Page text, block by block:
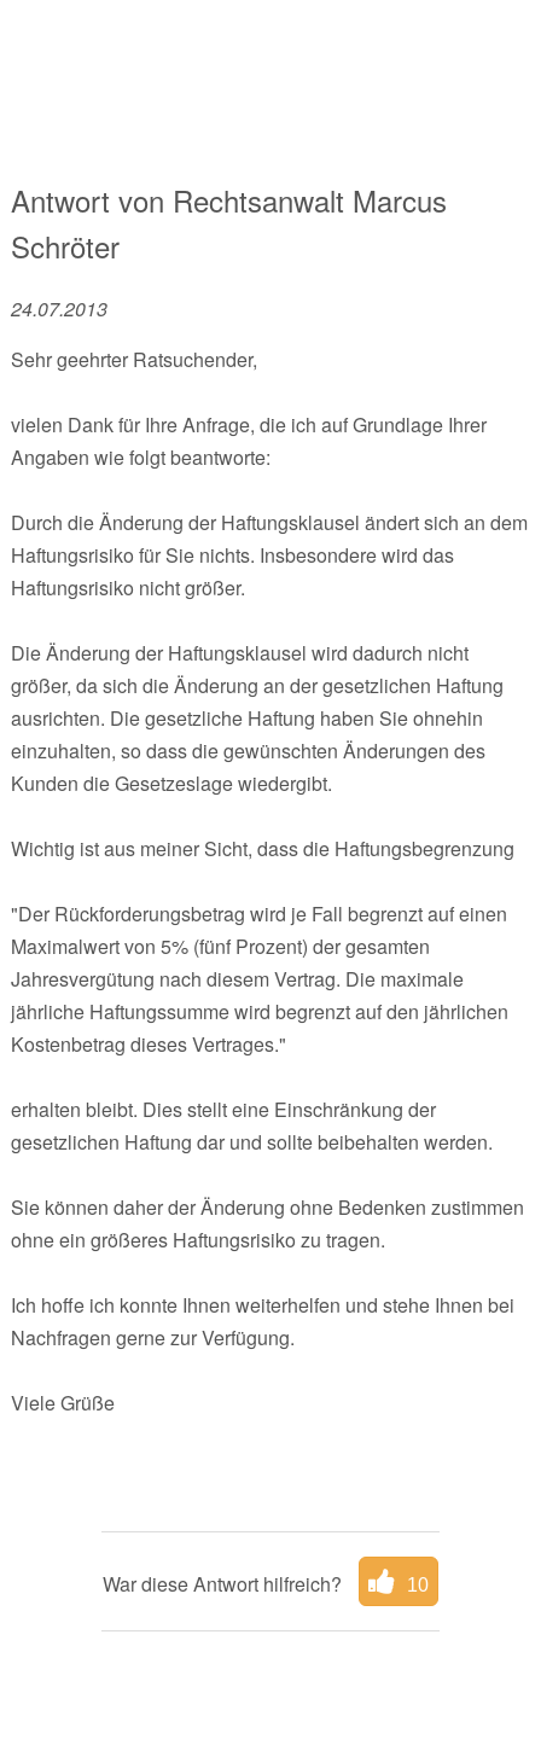
Antwort von Rechtsanwalt Marcus
Schröter
24.07.2013
Sehr geehrter Ratsuchender,
vielen Dank für Ihre Anfrage, die ich auf Grundlage Ihrer
Angaben wie folgt beantworte:
Durch die Änderung der Haftungsklausel ändert sich an dem
Haftungsrisiko für Sie nichts. Insbesondere wird das
Haftungsrisiko nicht größer.
Die Änderung der Haftungsklausel wird dadurch nicht
größer, da sich die Änderung an der gesetzlichen Haftung
ausrichten. Die gesetzliche Haftung haben Sie ohnehin
einzuhalten, so dass die gewünschten Änderungen des
Kunden die Gesetzeslage wiedergibt.
Wichtig ist aus meiner Sicht, dass die Haftungsbegrenzung
"Der Rückforderungsbetrag wird je Fall begrenzt auf einen
Maximalwert von 5% (fünf Prozent) der gesamten
Jahresvergütung nach diesem Vertrag. Die maximale
jährliche Haftungssumme wird begrenzt auf den jährlichen
Kostenbetrag dieses Vertrages."
erhalten bleibt. Dies stellt eine Einschränkung der
gesetzlichen Haftung dar und sollte beibehalten werden.
Sie können daher der Änderung ohne Bedenken zustimmen
ohne ein größeres Haftungsrisiko zu tragen.
Ich hoffe ich konnte Ihnen weiterhelfen und stehe Ihnen bei
Nachfragen gerne zur Verfügung.
Viele Grüße
War diese Antwort hilfreich? 10